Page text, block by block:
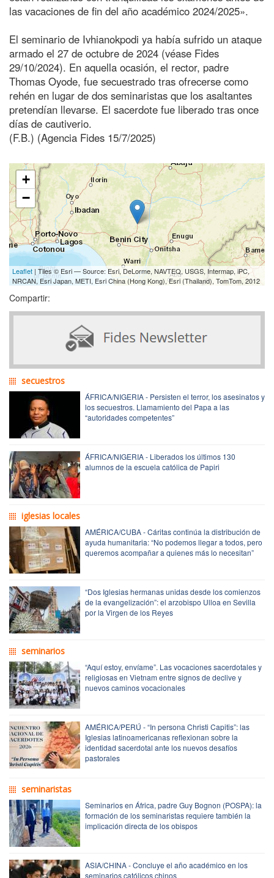
las vacaciones de fin del año académico 2024/2025».
El seminario de Ivhianokpodi ya había sufrido un ataque
armado el 27 de octubre de 2024 (véase Fides
29/10/2024). En aquella ocasión, el rector, padre
Thomas Oyode, fue secuestrado tras ofrecerse como
rehén en lugar de dos seminaristas que los asaltantes
pretendían llevarse. El sacerdote fue liberado tras once
días de cautiverio.
(F.B.) (Agencia Fides 15/7/2025)
+
−
Leaflet | Tiles © Esri — Source: Esri, DeLorme, NAVTEQ, USGS, Intermap, iPC,
NRCAN, Esri Japan, METI, Esri China (Hong Kong), Esri (Thailand), TomTom, 2012
Compartir:
secuestros
ÁFRICA/NIGERIA - Persisten el terror, los asesinatos y
los secuestros. Llamamiento del Papa a las
“autoridades competentes”
ÁFRICA/NIGERIA - Liberados los últimos 130
alumnos de la escuela católica de Papiri
iglesias locales
AMÉRICA/CUBA - Cáritas continúa la distribución de
ayuda humanitaria: “No podemos llegar a todos, pero
queremos acompañar a quienes más lo necesitan”
“Dos Iglesias hermanas unidas desde los comienzos
de la evangelización”: el arzobispo Ulloa en Sevilla
por la Virgen de los Reyes
seminarios
“Aquí estoy, envíame”. Las vocaciones sacerdotales y
religiosas en Vietnam entre signos de declive y
nuevos caminos vocacionales
AMÉRICA/PERÚ - “In persona Christi Capitis”: las
Iglesias latinoamericanas reflexionan sobre la
identidad sacerdotal ante los nuevos desafíos
pastorales
seminaristas
Seminarios en África, padre Guy Bognon (POSPA): la
formación de los seminaristas requiere también la
implicación directa de los obispos
ASIA/CHINA - Concluye el año académico en los
seminarios católicos chinos